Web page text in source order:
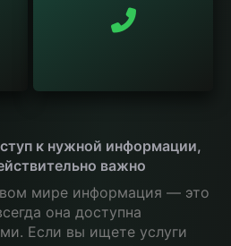
к нужной информации,
важно
мире информация — это
она доступна
Если вы ищете услуги